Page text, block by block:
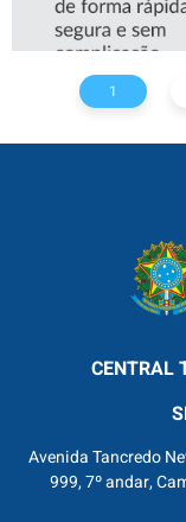
1
CENTRAL
Avenida Tancredo
999, 7º andar,